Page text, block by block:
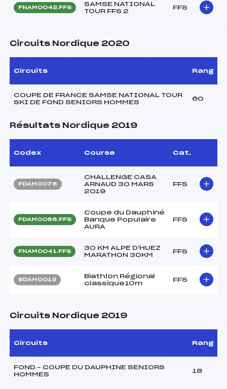
FNAM0042.FFS
SAMSE NATIONAL
TOUR FFS 2
FFS
Circuits Nordique 2020
Circuits Rang
COUPE DE FRANCE SAMSE NATIONAL TOUR
SKI DE FOND SENIORS HOMMES
60
Résultats Nordique 2019
Codex Course Cat.
FDAM0076
CHALLENGE CASA
ARNAUD 30 MARS
2019
FFS
FDAM0066.FFS
Coupe du Dauphiné
Banque Populaire
AURA
FFS
FNAM0041.FFS
30 KM ALPE D'HUEZ
MARATHON 30KM
FFS
BDAM0013
Biathlon Régional
classique10m
FFS
Circuits Nordique 2019
Circuits Rang
FOND – COUPE DU DAUPHINE SENIORS
HOMMES
18